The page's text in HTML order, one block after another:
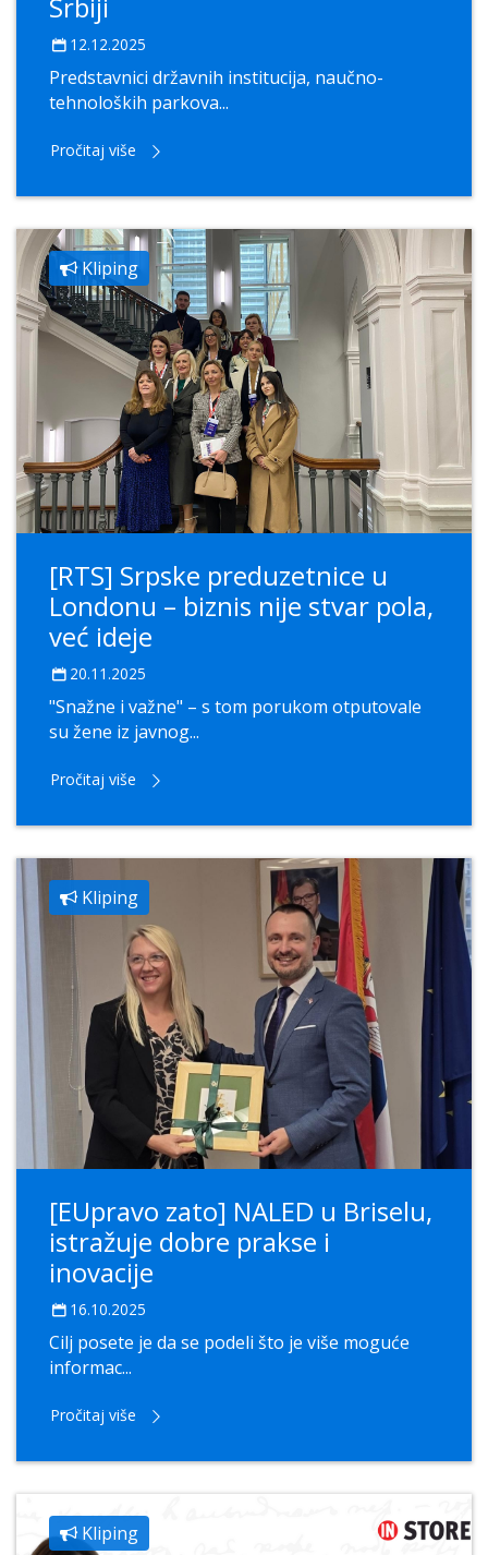
Srbiji
12.12.2025
Predstavnici državnih institucija, naučno-
tehnoloških parkova...
Pročitaj više
Kliping
[RTS] Srpske preduzetnice u
Londonu – biznis nije stvar pola,
već ideje
20.11.2025
"Snažne i važne" – s tom porukom otputovale
su žene iz javnog...
Pročitaj više
Kliping
[EUpravo zato] NALED u Briselu,
istražuje dobre prakse i
inovacije
16.10.2025
Cilj posete je da se podeli što je više moguće
informac...
Pročitaj više
Kliping